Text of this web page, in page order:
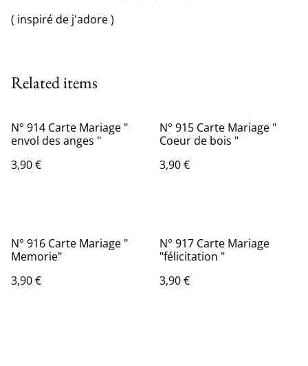
( inspiré de j'adore )
Related items
N° 914 Carte Mariage "
envol des anges "
3,90 €
N° 915 Carte Mariage "
Coeur de bois "
3,90 €
N° 916 Carte Mariage "
Memorie"
3,90 €
N° 917 Carte Mariage
"félicitation "
3,90 €